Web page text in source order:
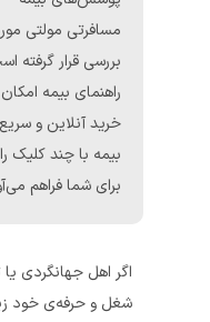
مسافرتی مولتی مورد
بررسی قرار گرفته است.
راهنمای بیمه امکان
خرید آنلاین و سریع این
بیمه با چند کلیک را
برای شما فراهم می‌آورد.
اگر اهل جهانگردی یا
شغل و حرفه‌ی خود زیاد